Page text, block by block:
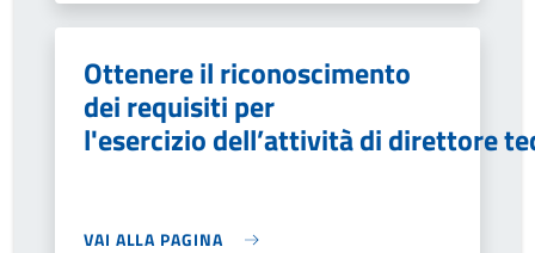
Ottenere il riconoscimento
dei requisiti per
l'esercizio dell’attività di direttore
VAI ALLA PAGINA